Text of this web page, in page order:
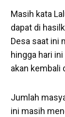
Masih kata
dapat di
Desa saat ini
hingga hari
akan kembali
Jumlah
ini masih